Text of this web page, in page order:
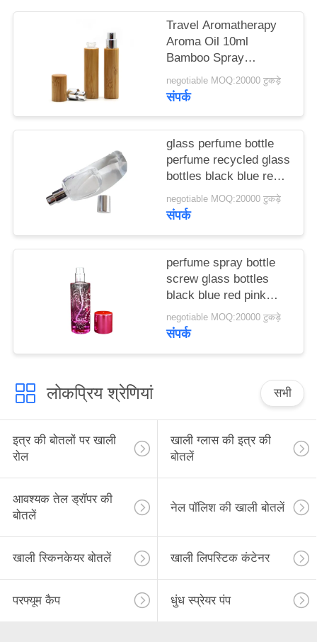
का
साइटमैप
PRIVACY
POLICY
Travel Aromatherapy
Aroma Oil 10ml
Bamboo Spray
Perfume Bottle With
Screw Spray Cap
negotiable MOQ:20000 टुकड़े
संपर्क
glass perfume bottle
perfume recycled glass
bottles black blue red
pink green cap plastic
and metal
negotiable MOQ:20000 टुकड़े
संपर्क
perfume spray bottle
screw glass bottles
black blue red pink
green cap plastic and
metal
negotiable MOQ:20000 टुकड़े
संपर्क
लोकप्रिय श्रेणियां सभी
इत्र की बोतलों पर खाली
रोल
खाली ग्लास की इत्र की
बोतलें
आवश्यक तेल ड्रॉपर की
बोतलें
नेल पॉलिश की खाली बोतलें
खाली स्किनकेयर बोतलें खाली लिपस्टिक कंटेनर
परफ्यूम कैप धुंध स्प्रेयर पंप